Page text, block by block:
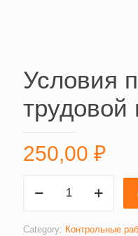
Условия
трудовой
250,00 ₽
получения
пенсии
Category: Контрольные